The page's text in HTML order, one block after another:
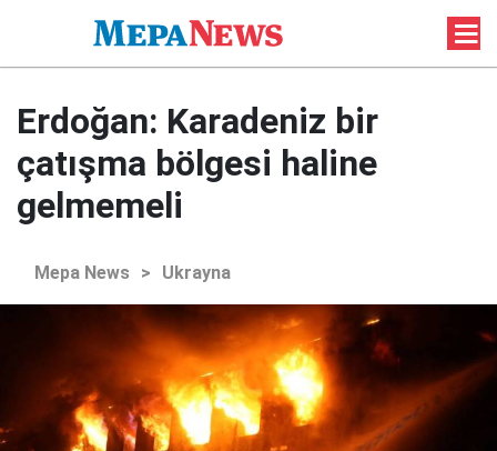
Erdoğan: Karadeniz bir
çatışma bölgesi haline
gelmemeli
Mepa News > Ukrayna